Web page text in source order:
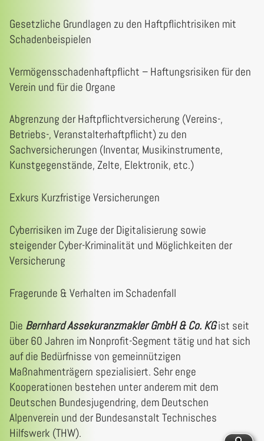
Gesetzliche Grundlagen zu den Haftpflichtrisiken mit
Schadenbeispielen
Vermögensschadenhaftpflicht – Haftungsrisiken für den
Verein und für die Organe
Abgrenzung der Haftpflichtversicherung (Vereins-,
Betriebs-, Veranstalterhaftpflicht) zu den
Sachversicherungen (Inventar, Musikinstrumente,
Kunstgegenstände, Zelte, Elektronik, etc.)
Exkurs Kurzfristige Versicherungen
Cyberrisiken im Zuge der Digitalisierung sowie
steigender Cyber-Kriminalität und Möglichkeiten der
Versicherung
Fragerunde & Verhalten im Schadenfall
Die Bernhard Assekuranzmakler GmbH & Co. KGist seit
über 60 Jahren im Nonprofit-Segment tätig und hat sich
auf die Bedürfnisse von gemeinnützigen
Maßnahmenträgern spezialisiert. Sehr enge
Kooperationen bestehen unter anderem mit dem
Deutschen Bundesjugendring, dem Deutschen
Alpenverein und der Bundesanstalt Technisches
Hilfswerk (THW).